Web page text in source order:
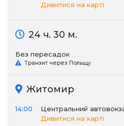
Дивитися на карті
24 ч. 30 м.
Без пересадок
Транзит через Польщу
Житомир
14:00
Центральний
Дивитися на карті